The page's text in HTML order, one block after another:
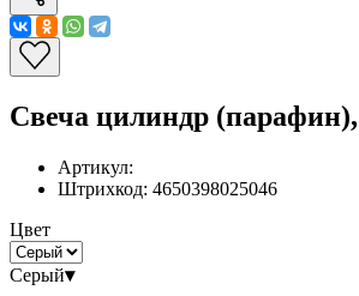
Свеча цилиндр
Артикул:
Штрихкод: 4650398025046
Цвет
Серый▾